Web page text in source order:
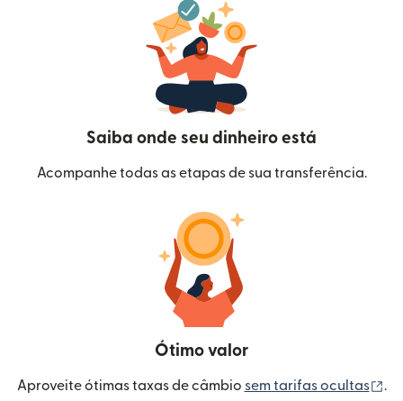
Saiba onde seu dinheiro está
Acompanhe todas as etapas de sua transferência.
Ótimo valor
Aproveite ótimas taxas de câmbio sem tarifas ocultas .